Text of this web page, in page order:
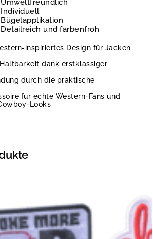
Umweltfreundlich
Individuell
Bügelapplikation
Detailreich und farbenfroh
inspiriertes Design für Jacken
dank erstklassiger
durch die praktische
für echte Western-Fans und
Looks